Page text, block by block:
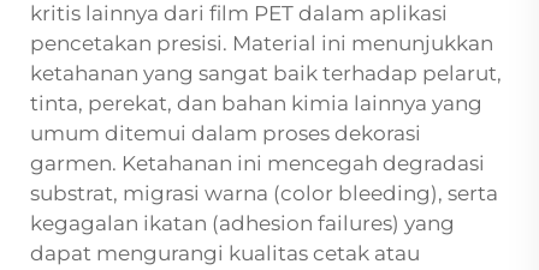
kritis lainnya dari film PET dalam aplikasi
pencetakan presisi. Material ini menunjukkan
ketahanan yang sangat baik terhadap pelarut,
tinta, perekat, dan bahan kimia lainnya yang
umum ditemui dalam proses dekorasi
garmen. Ketahanan ini mencegah degradasi
substrat, migrasi warna (color bleeding), serta
kegagalan ikatan (adhesion failures) yang
dapat mengurangi kualitas cetak atau